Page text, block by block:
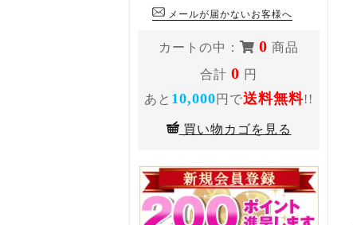
メールが届かないお客様へ
カートの中： 0 商品
合計 0 円
あと 10,000 円で送料無料!!
買い物カゴを見る